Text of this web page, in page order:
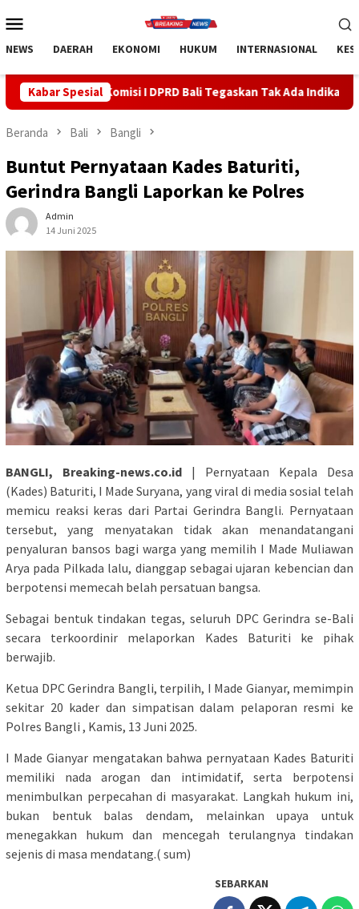
ke
Mobile
NEWS DAERAH EKONOMI HUKUM INTERNASIONAL
Kabar Spesial
I DPRD Bali Tegaskan Tak Ada Indikasi Penyalahgunaan
Beranda Bali Bangli
Buntut Pernyataan Kades Baturiti,
Gerindra Bangli Laporkan ke Polres
Admin
14 Juni 2025
BANGLI, Breaking-news.co.id | Pernyataan Kepala Desa
(Kades) Baturiti, I Made Suryana, yang viral di media sosial telah
memicu reaksi keras dari Partai Gerindra Bangli. Pernyataan
tersebut, yang menyatakan tidak akan menandatangani
penyaluran bansos bagi warga yang memilih I Made Muliawan
Arya pada Pilkada lalu, dianggap sebagai ujaran kebencian dan
berpotensi memecah belah persatuan bangsa.
Sebagai bentuk tindakan tegas, seluruh DPC Gerindra se-Bali
secara terkoordinir melaporkan Kades Baturiti ke pihak
berwajib.
Ketua DPC Gerindra Bangli, terpilih, I Made Gianyar, memimpin
sekitar 20 kader dan simpatisan dalam pelaporan resmi ke
Polres Bangli , Kamis, 13 Juni 2025.
I Made Gianyar mengatakan bahwa pernyataan Kades Baturiti
memiliki nada arogan dan intimidatif, serta berpotensi
menimbulkan perpecahan di masyarakat. Langkah hukum ini,
bukan bentuk balas dendam, melainkan upaya untuk
menegakkan hukum dan mencegah terulangnya tindakan
sejenis di masa mendatang.( sum)
SEBARKAN